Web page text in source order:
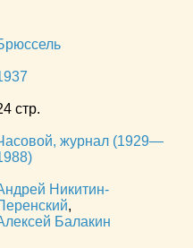
стр.
журнал (1929—
Никитин-
,
Балакин